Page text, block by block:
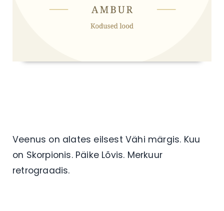
Veenus on alates eilsest Vähi märgis. Kuu
on Skorpionis. Päike Lõvis. Merkuur
retrograadis.